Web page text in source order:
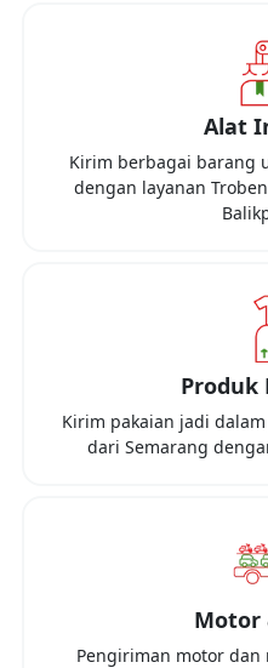
Alat
Kirim berbagai barang
dengan layanan
Produk
Kirim pakaian jadi
dari Semarang
Motor
Pengiriman motor